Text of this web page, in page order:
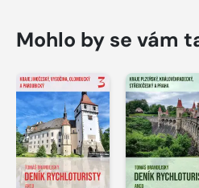
Mohlo by se vám